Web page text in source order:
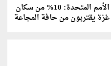
الأمم المتحدة: 10% من سكان
غزة يقتربون من حافة المجاعة